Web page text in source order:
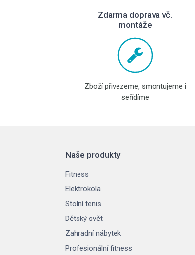
Zdarma doprava vč.
montáže
Zboží přivezeme, smontujeme i
seřídíme
Naše produkty
Fitness
Elektrokola
Stolní tenis
Dětský svět
Zahradní nábytek
Profesionální fitness